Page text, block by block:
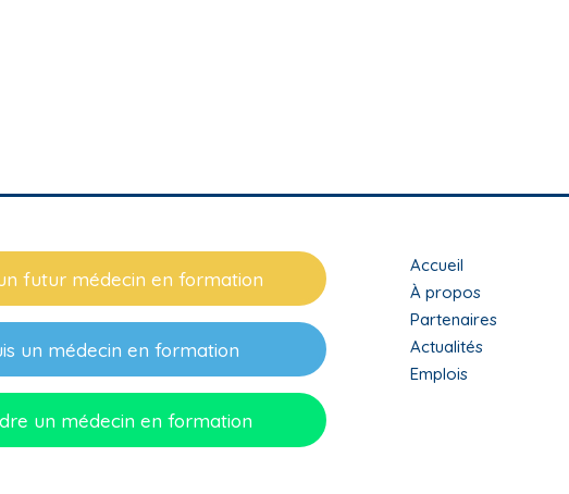
futur médecin en formation
un médecin en formation
un médecin en formation
Top
menu
footer
Accueil
À propos
Partenaires
Actualités
Emplois